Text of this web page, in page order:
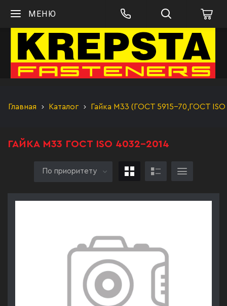
МЕНЮ
Главная Каталог Гайка М33 (ГОСТ 5915-70,ГОСТ
ГАЙКА М33 ГОСТ ISO 4032-2014
По приоритету